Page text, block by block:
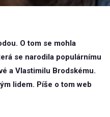
O tom se mohla
se narodila populárnímu
a Vlastimilu Brodskému.
lidem. Píše o tom web